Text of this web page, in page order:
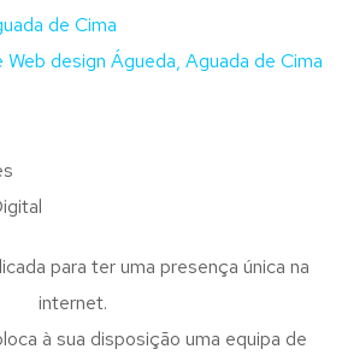
de Cima
design Águeda, Aguada de Cima
para ter uma presença única na
internet.
à sua disposição uma equipa de